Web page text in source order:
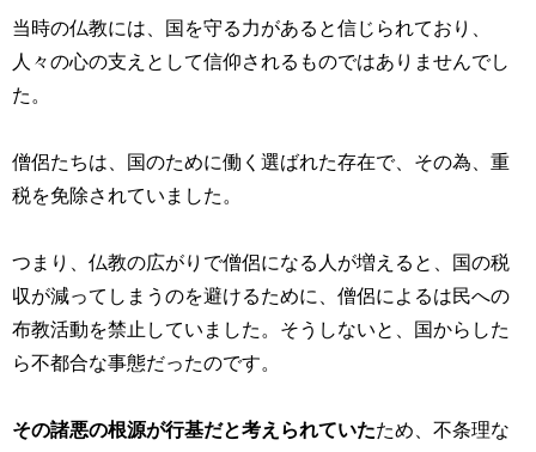
当時の仏教には、国を守る力があると信じられており、
人々の心の支えとして信仰されるものではありませんでし
た。
僧侶たちは、国のために働く選ばれた存在で、その為、重
税を免除されていました。
つまり、仏教の広がりで僧侶になる人が増えると、国の税
収が減ってしまうのを避けるために、僧侶によるは民への
布教活動を禁止していました。そうしないと、国からした
ら不都合な事態だったのです。
その諸悪の根源が行基だと考えられていたため、不条理な